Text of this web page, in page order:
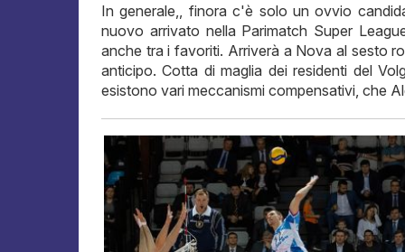
In generale,, finora c'è solo un ovvio
nuovo arrivato nella Parimatch Super
anche tra i favoriti. Arriverà a Nova al sesto
anticipo. Cotta di maglia dei residenti del
esistono vari meccanismi compensativi, che